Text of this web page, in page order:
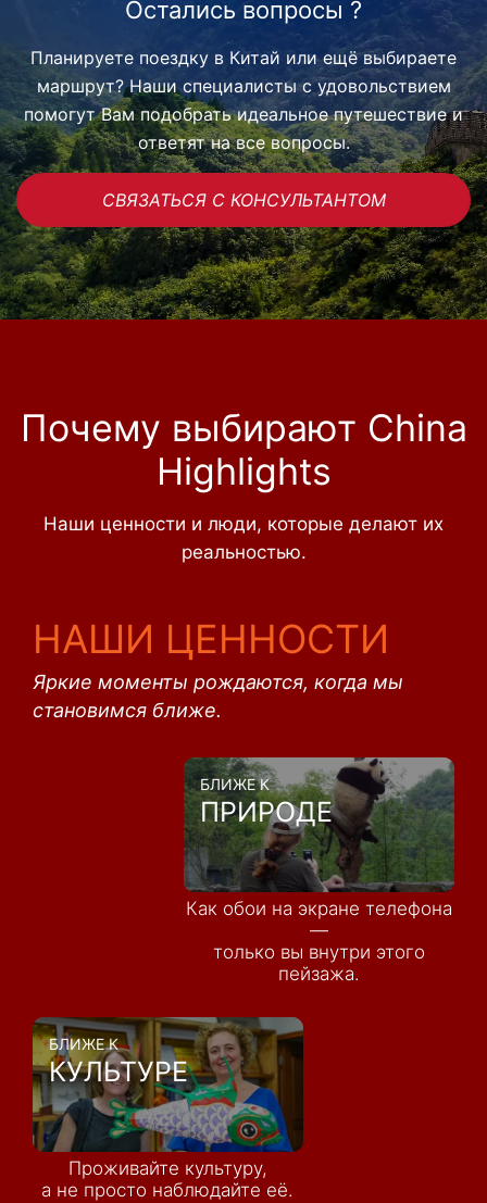
Остались вопросы ?
Планируете поездку в Китай или ещё выбираете
маршрут? Наши специалисты с удовольствием
помогут Вам подобрать идеальное путешествие и
ответят на все вопросы.
СВЯЗАТЬСЯ С КОНСУЛЬТАНТОМ
Почему выбирают China
Highlights
Наши ценности и люди, которые делают их
реальностью.
НАШИ ЦЕННОСТИ
Яркие моменты рождаются, когда мы
становимся ближе.
БЛИЖЕ К
ПРИРОДЕ
Как обои на экране телефона
—
только вы внутри этого
пейзажа.
БЛИЖЕ К
КУЛЬТУРЕ
Проживайте культуру,
а не просто наблюдайте её.